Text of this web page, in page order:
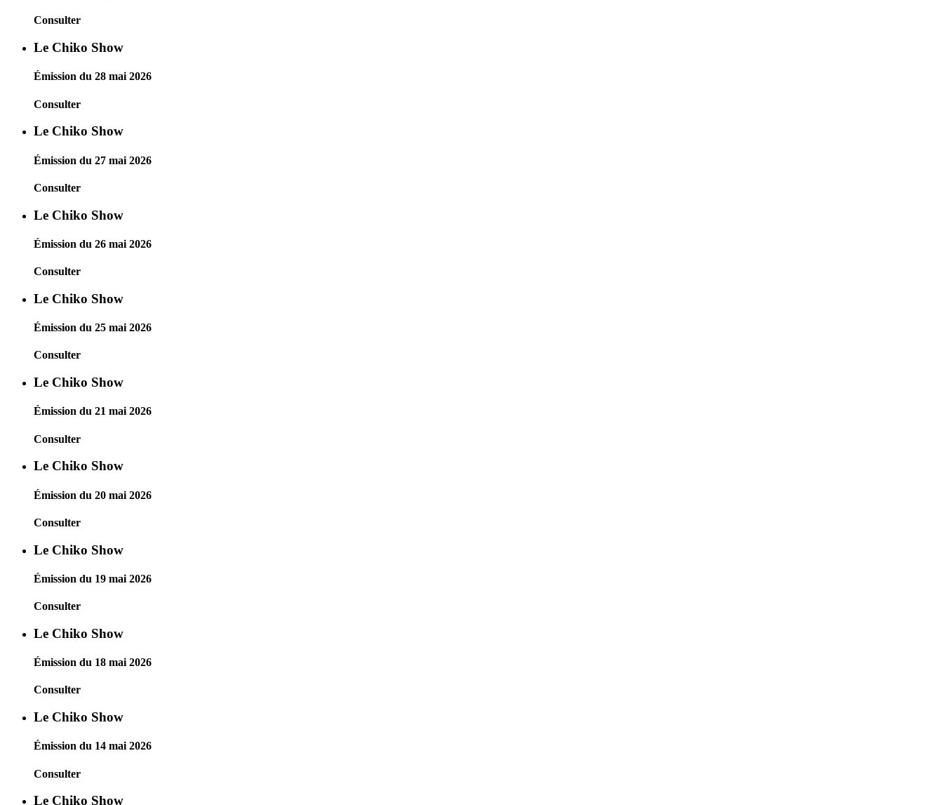
Consulter
Le Chiko Show
Émission du 28 mai 2026
Consulter
Le Chiko Show
Émission du 27 mai 2026
Consulter
Le Chiko Show
Émission du 26 mai 2026
Consulter
Le Chiko Show
Émission du 25 mai 2026
Consulter
Le Chiko Show
Émission du 21 mai 2026
Consulter
Le Chiko Show
Émission du 20 mai 2026
Consulter
Le Chiko Show
Émission du 19 mai 2026
Consulter
Le Chiko Show
Émission du 18 mai 2026
Consulter
Le Chiko Show
Émission du 14 mai 2026
Consulter
Le Chiko Show